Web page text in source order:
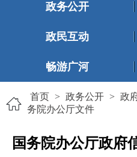
政务公开
政民互动
畅游广河
首页 > 政务公开 > 政
务院办公厅文件
国务院办公厅政府